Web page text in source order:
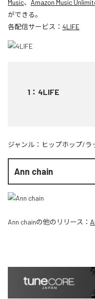
Music、 Amazon Music
ができる。
各配信サービス： 4LIFE
1 ： 4LIFE
ジャンル： ヒップホップ/ラ
Ann chain
Ann chainの他のリリース：